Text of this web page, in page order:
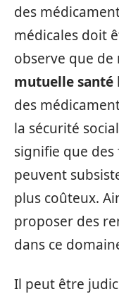
des
médicales doit
observe que
mutuelle santé
des
la sécurité
signifie que
peuvent
plus coûteux.
proposer des
dans ce
Il peut être